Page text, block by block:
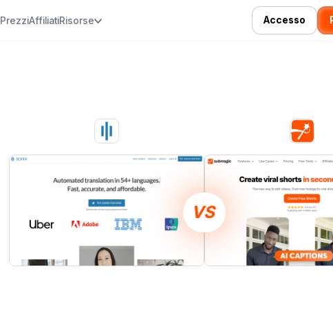
PrezziAffiliatiRisorse Accesso
VS